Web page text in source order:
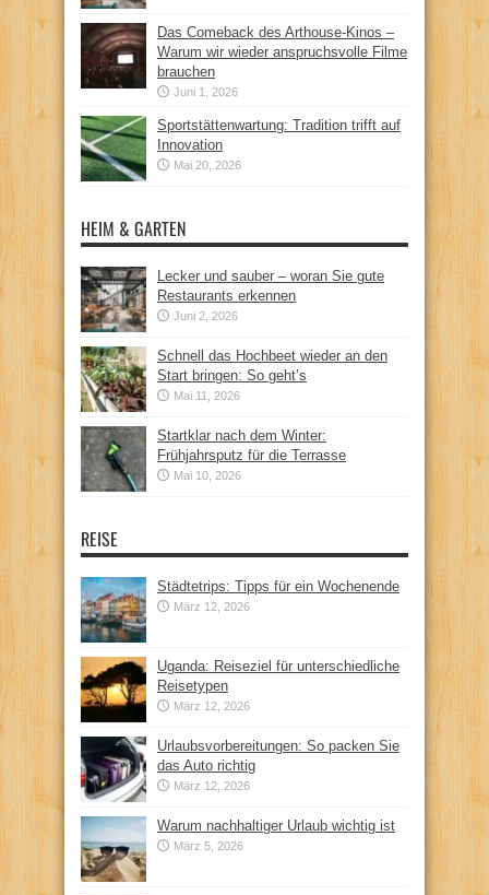
Das Comeback des Arthouse-Kinos –
Warum wir wieder anspruchsvolle Filme
brauchen
Juni 1, 2026
Sportstättenwartung: Tradition trifft auf
Innovation
Mai 20, 2026
HEIM & GARTEN
Lecker und sauber – woran Sie gute
Restaurants erkennen
Juni 2, 2026
Schnell das Hochbeet wieder an den
Start bringen: So geht’s
Mai 11, 2026
Startklar nach dem Winter:
Frühjahrsputz für die Terrasse
Mai 10, 2026
REISE
Städtetrips: Tipps für ein Wochenende
März 12, 2026
Uganda: Reiseziel für unterschiedliche
Reisetypen
März 12, 2026
Urlaubsvorbereitungen: So packen Sie
das Auto richtig
März 12, 2026
Warum nachhaltiger Urlaub wichtig ist
März 5, 2026